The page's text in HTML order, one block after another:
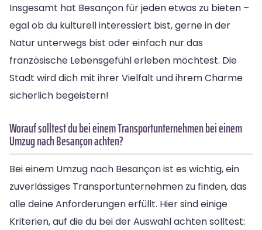
Insgesamt hat Besançon für jeden etwas zu bieten –
egal ob du kulturell interessiert bist, gerne in der
Natur unterwegs bist oder einfach nur das
französische Lebensgefühl erleben möchtest. Die
Stadt wird dich mit ihrer Vielfalt und ihrem Charme
sicherlich begeistern!
Worauf solltest du bei einem Transportunternehmen bei einem
Umzug nach Besançon achten?
Bei einem Umzug nach Besançon ist es wichtig, ein
zuverlässiges Transportunternehmen zu finden, das
alle deine Anforderungen erfüllt. Hier sind einige
Kriterien, auf die du bei der Auswahl achten solltest: